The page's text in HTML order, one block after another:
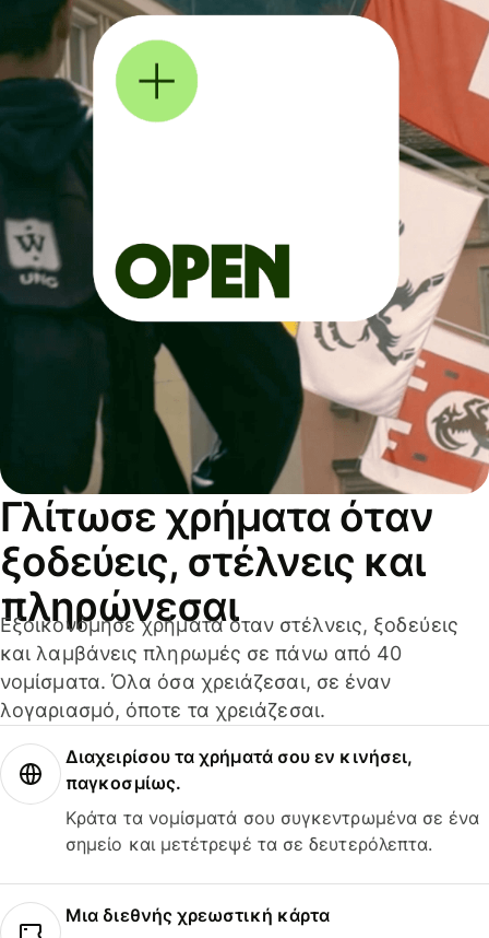
Γλίτωσε χρήματα όταν
ξοδεύεις, στέλνεις και
πληρώνεσαι
Εξοικονόμησε χρήματα όταν στέλνεις, ξοδεύεις
και λαμβάνεις πληρωμές σε πάνω από 40
νομίσματα. Όλα όσα χρειάζεσαι, σε έναν
λογαριασμό, όποτε τα χρειάζεσαι.
Διαχειρίσου τα χρήματά σου εν κινήσει,
παγκοσμίως.
Κράτα τα νομίσματά σου συγκεντρωμένα σε ένα
σημείο και μετέτρεψέ τα σε δευτερόλεπτα.
Μια διεθνής χρεωστική κάρτα